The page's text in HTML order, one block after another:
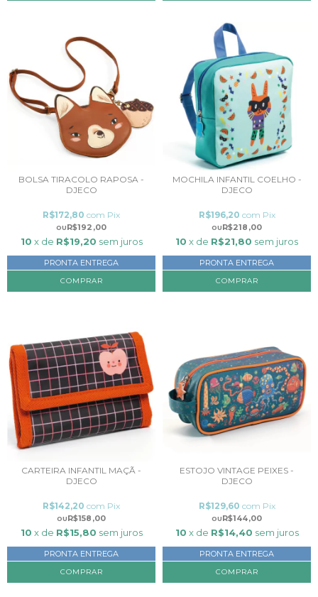
BOLSA TIRACOLO RAPOSA -
DJECO
R$192,00
R$172,80 com Pix
10 x de R$19,20 sem juros
PRONTA ENTREGA
MOCHILA INFANTIL COELHO -
DJECO
R$218,00
R$196,20 com Pix
10 x de R$21,80 sem juros
PRONTA ENTREGA
CARTEIRA INFANTIL MAÇÃ -
DJECO
R$158,00
R$142,20 com Pix
10 x de R$15,80 sem juros
PRONTA ENTREGA
ESTOJO VINTAGE PEIXES -
DJECO
R$144,00
R$129,60 com Pix
10 x de R$14,40 sem juros
PRONTA ENTREGA